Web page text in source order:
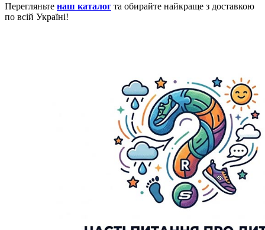
Перегляньте наш каталог та обирайте найкраще з доставкою
по всій Україні!